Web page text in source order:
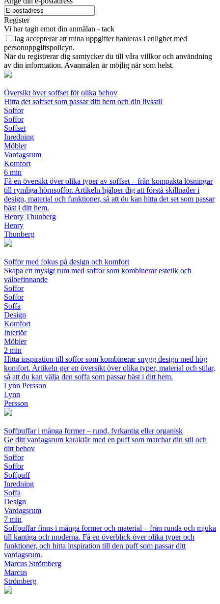
Register
Vi har tagit emot din anmälan - tack
Jag accepterar att mina uppgifter hanteras i enlighet med
personuppgiftspolicyn.
När du registrerar dig samtycker du till våra villkor och användning
av din information. Avanmälan är möjlig när som helst.
Översikt över soffset för olika behov
Hitta det soffset som passar ditt hem och din livsstil
Soffor
Soffor
Soffset
Inredning
Möbler
Vardagsrum
Komfort
6 min
Få en översikt över olika typer av soffset – från kompakta lösningar
till rymliga hörnsoffor. Artikeln hjälper dig att förstå skillnader i
design, material och funktioner, så att du kan hitta det set som passar
bäst i ditt hem.
Henry Thunberg
Henry
Thunberg
Soffor med fokus på design och komfort
Skapa ett mysigt rum med soffor som kombinerar estetik och
välbefinnande
Soffor
Soffor
Soffa
Design
Komfort
Interiör
Möbler
2 min
Hitta inspiration till soffor som kombinerar snygg design med hög
komfort. Artikeln ger en översikt över olika typer, material och stilar,
så att du kan välja den soffa som passar bäst i ditt hem.
Lynn Persson
Lynn
Persson
Soffpuffar i många former – rund, fyrkantig eller organisk
Ge ditt vardagsrum karaktär med en puff som matchar din stil och
ditt behov
Soffor
Soffor
Soffpuff
Inredning
Soffa
Design
Vardagsrum
7 min
Soffpuffar finns i många former och material – från runda och mjuka
till kantiga och moderna. Få en överblick över olika typer och
funktioner, och hitta inspiration till den puff som passar ditt
vardagsrum.
Marcus Strömberg
Marcus
Strömberg